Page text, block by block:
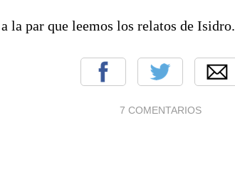
la par que leemos los relatos de Isidro.
7 COMENTARIOS